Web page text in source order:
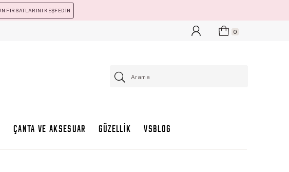
FIRSATLARINI KEŞFEDİN
0
ÇANTA VE AKSESUAR GÜZELLİK VSBLOG